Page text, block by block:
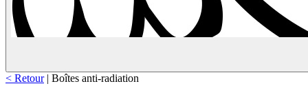
< Retour | Boîtes anti-radiation